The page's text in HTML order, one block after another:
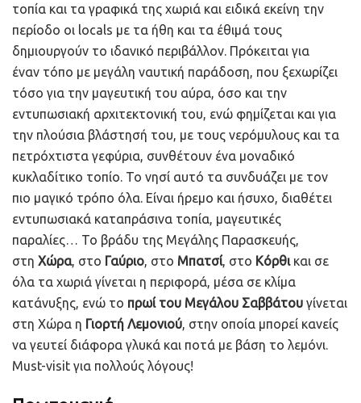
τοπία και τα γραφικά της χωριά και ειδικά εκείνη την
περίοδο οι locals με τα ήθη και τα έθιμά τους
δημιουργούν το ιδανικό περιβάλλον. Πρόκειται για
έναν τόπο με μεγάλη ναυτική παράδοση, που ξεχωρίζει
τόσο για την μαγευτική του αύρα, όσο και την
εντυπωσιακή αρχιτεκτονική του, ενώ φημίζεται και για
την πλούσια βλάστησή του, με τους νερόμυλους και τα
πετρόχτιστα γεφύρια, συνθέτουν ένα μοναδικό
κυκλαδίτικο τοπίο. Το νησί αυτό τα συνδυάζει με τον
πιο μαγικό τρόπο όλα. Είναι ήρεμο και ήσυχο, διαθέτει
εντυπωσιακά καταπράσινα τοπία, μαγευτικές
παραλίες… Το βράδυ της Μεγάλης Παρασκευής,
στη Χώρα, στο Γαύριο, στο Μπατσί, στο Κόρθικαι σε
όλα τα χωριά γίνεται η περιφορά, μέσα σε κλίμα
κατάνυξης, ενώ το πρωί του Μεγάλου Σαββάτου γίνεται
στη Χώρα η Γιορτή Λεμονιού, στην οποία μπορεί κανείς
να γευτεί διάφορα γλυκά και ποτά με βάση το λεμόνι.
Must-visit για πολλούς λόγους!